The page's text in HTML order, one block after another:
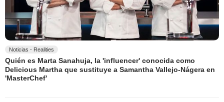
Noticias - Realities
Quién es Marta Sanahuja, la 'influencer' conocida como
Delicious Martha que sustituye a Samantha Vallejo-Nágera en
'MasterChef'